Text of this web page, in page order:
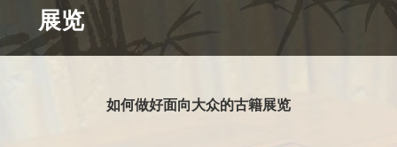
展览
如何做好面向大众的古籍展览